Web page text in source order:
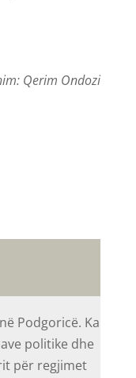
Qerim Ondozi
Podgoricë. Ka
politike dhe
për regjimet